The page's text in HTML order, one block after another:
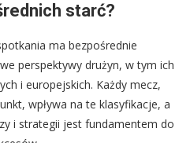
starć?
ma bezpośrednie
perspektywy drużyn, w tym ich
i europejskich. Każdy mecz,
wpływa na te klasyfikacje, a
i strategii jest fundamentem do